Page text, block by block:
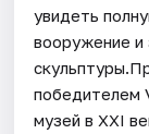
увидеть
вооружение и
победителем
музей в XXI